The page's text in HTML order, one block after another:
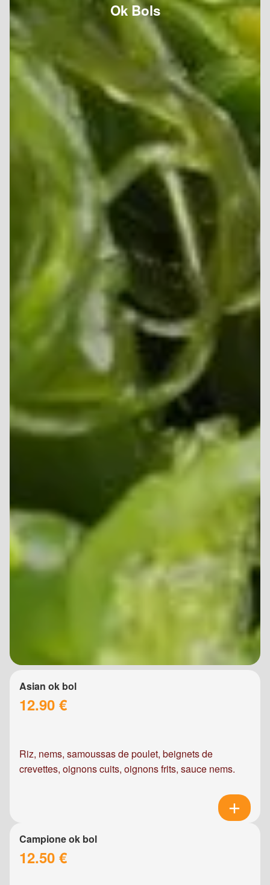
Ok Bols
Asian ok bol
12.90 €
Riz, nems, samoussas de poulet, beignets de
crevettes, oignons cuits, oignons frits, sauce nems.
Campione ok bol
12.50 €